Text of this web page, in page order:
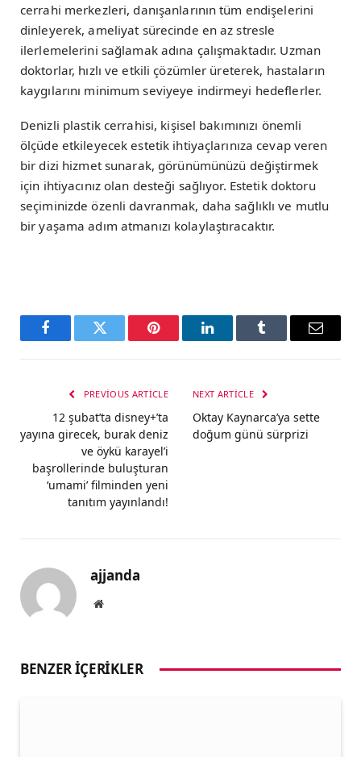
cerrahi merkezleri, danışanlarının tüm endişelerini
dinleyerek, ameliyat sürecinde en az stresle
ilerlemelerini sağlamak adına çalışmaktadır. Uzman
doktorlar, hızlı ve etkili çözümler üreterek, hastaların
kaygılarını minimum seviyeye indirmeyi hedeflerler.
Denizli plastik cerrahisi, kişisel bakımınızı önemli
ölçüde etkileyecek estetik ihtiyaçlarınıza cevap veren
bir dizi hizmet sunarak, görünümünüzü değiştirmek
için ihtiyacınız olan desteği sağlıyor. Estetik doktoru
seçiminizde özenli davranmak, daha sağlıklı ve mutlu
bir yaşama adım atmanızı kolaylaştıracaktır.
FacebookTwitter Pinterest LinkedInTumblr Email
PREVIOUS ARTICLE
12 şubat’ta disney+’ta
yayına girecek, burak deniz
ve öykü karayel’i
başrollerinde buluşturan
‘umami’ filminden yeni
tanıtım yayınlandı!
NEXT ARTICLE
Oktay Kaynarca’ya sette
doğum günü sürprizi
ajjanda
Website
BENZER İÇERIKLER